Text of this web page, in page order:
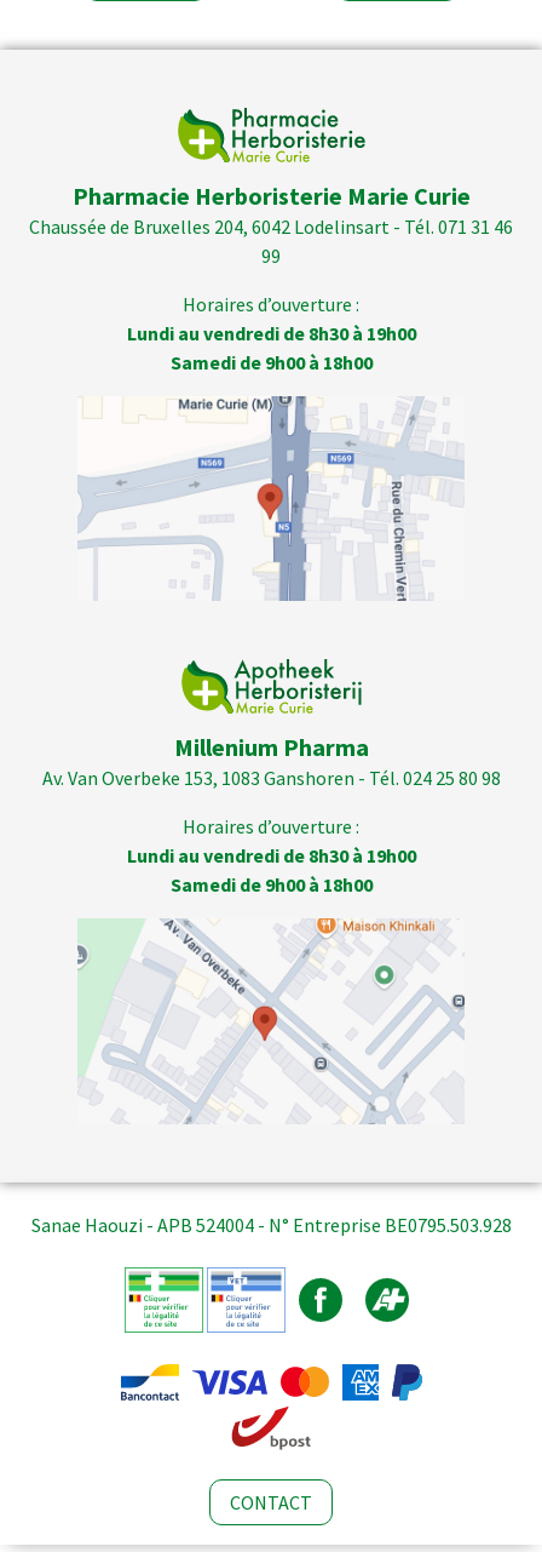
Pharmacie Herboristerie Marie Curie
Chaussée de Bruxelles 204, 6042 Lodelinsart - Tél. 071 31 46
99
Horaires d’ouverture :
Lundi au vendredi de 8h30 à 19h00
Samedi de 9h00 à 18h00
Millenium Pharma
Av. Van Overbeke 153, 1083 Ganshoren - Tél. 024 25 80 98
Horaires d’ouverture :
Lundi au vendredi de 8h30 à 19h00
Samedi de 9h00 à 18h00
Sanae Haouzi - APB 524004 - N° Entreprise BE0795.503.928
CONTACT